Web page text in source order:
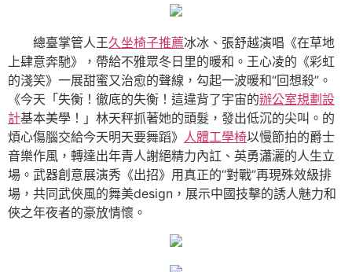
總臺掌管人王久坐椅子推薦冰冰、張舒越演唱《在草地
上肆意奔馳》，帶給不雅眾冬日里的暖和。王心凌的《彩虹
的淺笑》一展甜蜜又治愈的聲線，勾起一波暖和“回想殺”。
《今天「失衡！徹底的失衡！這違背了宇宙的辦公室規劃設
計基本美學！」林天秤抓著她的頭髮，發出低沉的尖叫。的
煩心傷腦交給今天明天要舞蹈》 人體工學椅以慢節拍的爵士
音樂作風，轉達出年青人謝絕精力內訌、英勇瀟灑的人生立
場。武器創意展演秀《出招》用真正的“對戰”再現殊效級排
場，共同武俠風的舞美design，展示中國技擊的誘人魅力和
俠之年夜者的豪放情懷。